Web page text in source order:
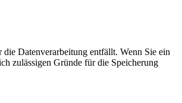
Datenverarbeitung entfällt. Wenn Sie ein
zulässigen Gründe für die Speicherung